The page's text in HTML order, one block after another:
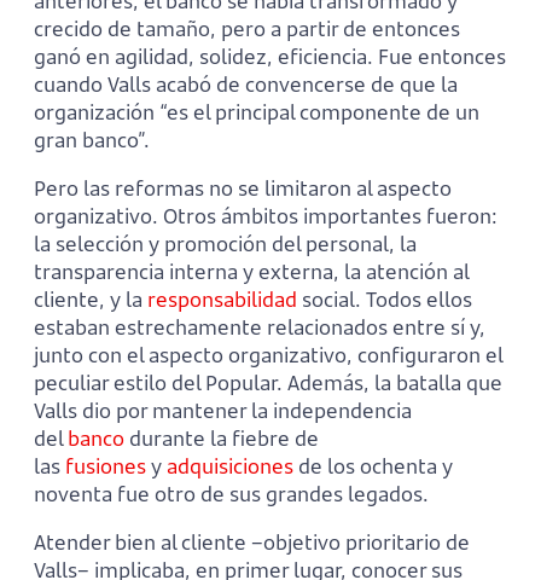
crecido de tamaño, pero a partir de entonces
ganó en agilidad, solidez, eficiencia. Fue entonces
cuando Valls acabó de convencerse de que la
organización “es el principal componente de un
gran banco”.
Pero las reformas no se limitaron al aspecto
organizativo. Otros ámbitos importantes fueron:
la selección y promoción del personal, la
transparencia interna y externa, la atención al
cliente, y la responsabilidad social. Todos ellos
estaban estrechamente relacionados entre sí y,
junto con el aspecto organizativo, configuraron el
peculiar estilo del Popular. Además, la batalla que
Valls dio por mantener la independencia
delbanco durante la fiebre de
las fusionesy adquisiciones de los ochenta y
noventa fue otro de sus grandes legados.
Atender bien al cliente –objetivo prioritario de
Valls– implicaba, en primer lugar, conocer sus